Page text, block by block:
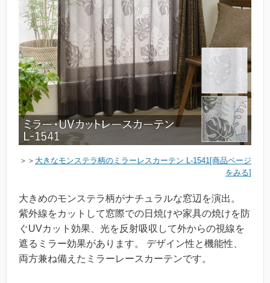
＞＞ 大きなモンステラ柄のミラーレスカーテン L-1541[商品ページ
をみる]
大きめのモンステラ柄がナチュラルな窓辺を演出。
紫外線をカットして窓際での日焼けや家具の焼けを防
ぐUVカット効果、光を反射吸収して外からの視線を
遮るミラー効果があります。 デザイン性と機能性、
両方兼ね備えたミラーレースカーテンです。